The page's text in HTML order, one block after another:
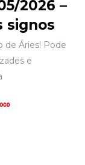
2026 –
signos
de Áries! Pode
e